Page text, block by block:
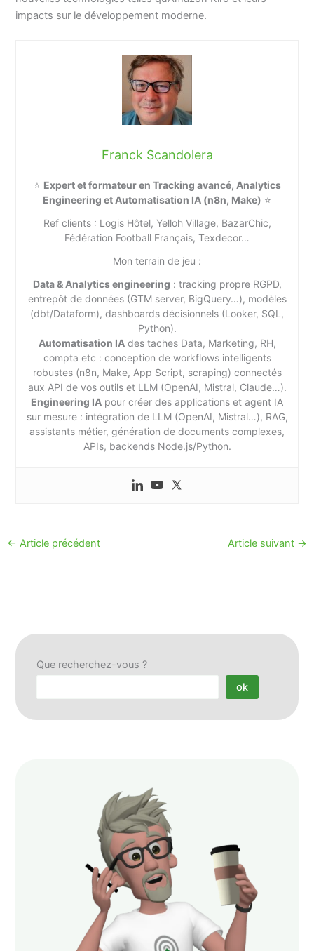
impacts sur le développement moderne.
Franck Scandolera
⭐ Expert et formateur en Tracking avancé, Analytics
Engineering et Automatisation IA (n8n, Make) ⭐
Ref clients : Logis Hôtel, Yelloh Village, BazarChic,
Fédération Football Français, Texdecor…
Mon terrain de jeu :
Data & Analytics engineering : tracking propre RGPD,
entrepôt de données (GTM server, BigQuery…), modèles
(dbt/Dataform), dashboards décisionnels (Looker, SQL,
Python).
Automatisation IAdes taches Data, Marketing, RH,
compta etc : conception de workflows intelligents
robustes (n8n, Make, App Script, scraping) connectés
aux API de vos outils et LLM (OpenAI, Mistral, Claude…).
Engineering IA pour créer des applications et agent IA
sur mesure : intégration de LLM (OpenAI, Mistral…), RAG,
assistants métier, génération de documents complexes,
APIs, backends Node.js/Python.
← Article précédent Article suivant →
Que recherchez-vous ?
ok